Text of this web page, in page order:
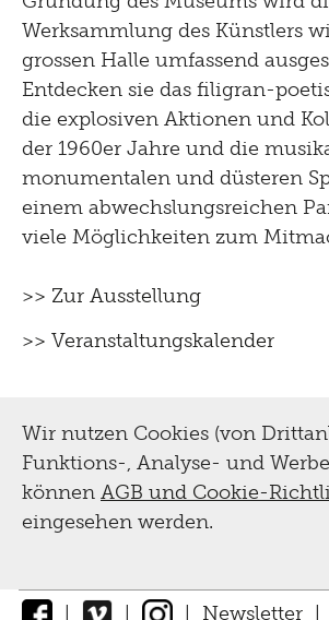
Werksammlung des Künstlers
grossen Halle umfassend
Entdecken sie das filigran-
die explosiven Aktionen und
der 1960er Jahre und die
monumentalen und düsteren
einem abwechslungsreichen
viele Möglichkeiten zum
>> Zur Ausstellung
>> Veranstaltungskalender
Wir nutzen Cookies (von
Funktions-, Analyse- und
können AGB und Cookie-
eingesehen werden.
| | | Newsletter |